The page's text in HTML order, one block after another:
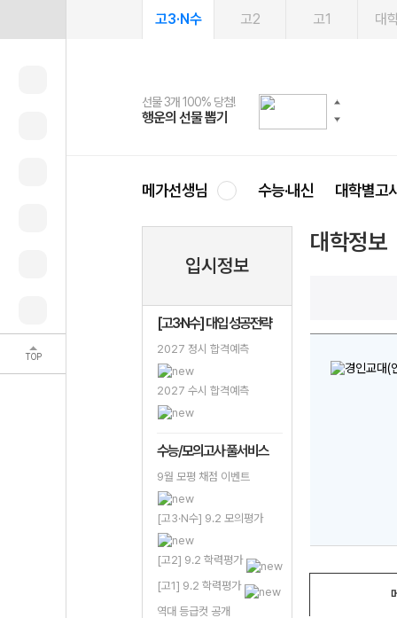
TOP
고3·N수 고2 고1 대
선물 3개 100% 당첨!
행운의 선물 뽑기
선물 100% 증정!
메가스터디 X 올리브
여름방학 스터디 캐시백
메가런 썸머스쿨
2027 러셀 단과
강사 공개선발
스마트러닝앱
설문 EVENT
메가패스
3일 무료 체험권
메가패스 수강생 무료혜택!
메가클럽 멤버십
사회공헌 캠페인
희망이룸 메가나눔
메가선생님 수능·내신 대학별고
입시정보
[고3·N수] 대입 성공전략
2027 정시 합격예측
2027 수시 합격예측
수능/모의고사 풀서비스
9월 모평 채점 이벤트
[고3·N수] 9.2 모의평가
[고2] 9.2 학력평가
[고1] 9.2 학력평가
역대 등급컷 공개
대학정보